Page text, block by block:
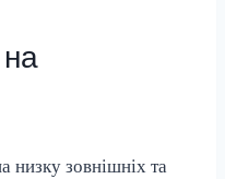
низку зовнішніх та